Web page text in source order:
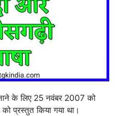
के लिए 25 नवंबर 2007 को
प्रस्तुत किया गया था।